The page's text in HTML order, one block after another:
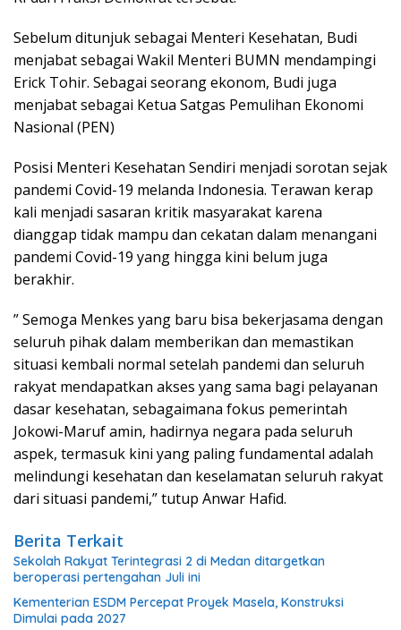
Sebelum ditunjuk sebagai Menteri Kesehatan, Budi
menjabat sebagai Wakil Menteri BUMN mendampingi
Erick Tohir. Sebagai seorang ekonom, Budi juga
menjabat sebagai Ketua Satgas Pemulihan Ekonomi
Nasional (PEN)
Posisi Menteri Kesehatan Sendiri menjadi sorotan sejak
pandemi Covid-19 melanda Indonesia. Terawan kerap
kali menjadi sasaran kritik masyarakat karena
dianggap tidak mampu dan cekatan dalam menangani
pandemi Covid-19 yang hingga kini belum juga
berakhir.
” Semoga Menkes yang baru bisa bekerjasama dengan
seluruh pihak dalam memberikan dan memastikan
situasi kembali normal setelah pandemi dan seluruh
rakyat mendapatkan akses yang sama bagi pelayanan
dasar kesehatan, sebagaimana fokus pemerintah
Jokowi-Maruf amin, hadirnya negara pada seluruh
aspek, termasuk kini yang paling fundamental adalah
melindungi kesehatan dan keselamatan seluruh rakyat
dari situasi pandemi,” tutup Anwar Hafid.
Berita Terkait
Sekolah Rakyat Terintegrasi 2 di Medan ditargetkan
beroperasi pertengahan Juli ini
Kementerian ESDM Percepat Proyek Masela, Konstruksi
Dimulai pada 2027